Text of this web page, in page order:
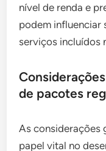
nível de renda e
podem influenciar
serviços incluídos
de pacotes
As considerações
papel vital no